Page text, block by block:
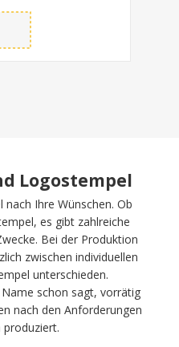
Logostempel
nach Ihre Wünschen. Ob
es gibt zahlreiche
Bei der Produktion
zwischen individuellen
unterschieden.
schon sagt, vorrätig
nach den Anforderungen
produziert.